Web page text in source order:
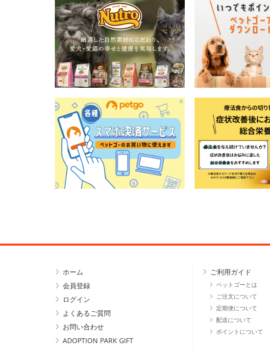
ホーム
会員登録
ログイン
よくあるご質問
お問い合わせ
ADOPTION PARK GIFT
ご利用ガイド
ペットゴーとは
ご注文について
定期便について
配送について
ポイントについて